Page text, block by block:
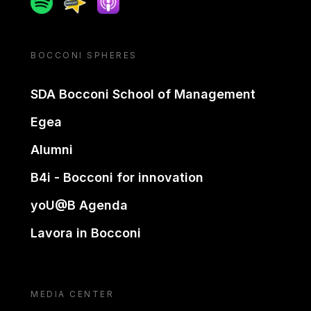
BOCCONI SPHERES
SDA Bocconi School of Management
Egea
Alumni
B4i - Bocconi for innovation
yoU@B Agenda
Lavora in Bocconi
MEDIA CENTER